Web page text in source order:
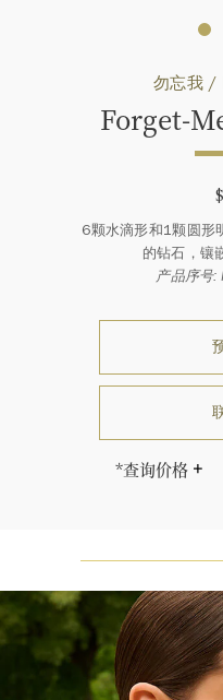
勿忘我 /
Forget-
6颗水滴形和1颗圆形
的钻石，镶
产品序号:
*查询价格
宝石皆与众不
式，重量和宝
如有疑问，敬